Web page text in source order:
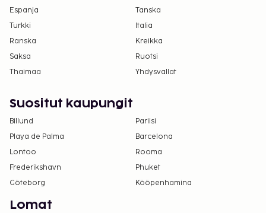
Espanja
Tanska
Turkki
Italia
Ranska
Kreikka
Saksa
Ruotsi
Thaimaa
Yhdysvallat
Suositut kaupungit
Billund
Pariisi
Playa de Palma
Barcelona
Lontoo
Rooma
Frederikshavn
Phuket
Göteborg
Kööpenhamina
Lomat